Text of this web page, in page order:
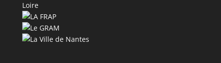
Loire